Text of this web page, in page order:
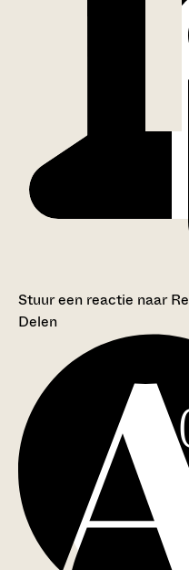
Stuur een reactie naar
Delen